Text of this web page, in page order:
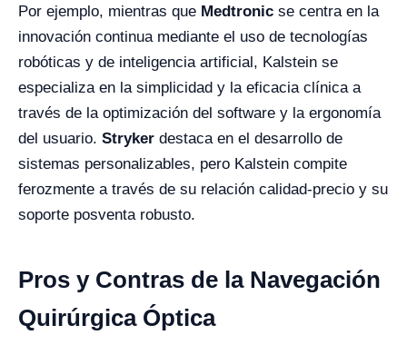
Por ejemplo, mientras que Medtronic se centra en la
innovación continua mediante el uso de tecnologías
robóticas y de inteligencia artificial, Kalstein se
especializa en la simplicidad y la eficacia clínica a
través de la optimización del software y la ergonomía
del usuario. Stryker destaca en el desarrollo de
sistemas personalizables, pero Kalstein compite
ferozmente a través de su relación calidad-precio y su
soporte posventa robusto.
Pros y Contras de la Navegación
Quirúrgica Óptica